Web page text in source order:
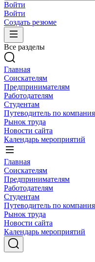
Войти
Войти
Создать резюме
Все разделы
Главная
Соискателям
Предпринимателям
Работодателям
Студентам
Путеводитель по
Рынок труда
Новости сайта
Календарь мероприятий
Главная
Соискателям
Предпринимателям
Работодателям
Студентам
Путеводитель по
Рынок труда
Новости сайта
Календарь мероприятий